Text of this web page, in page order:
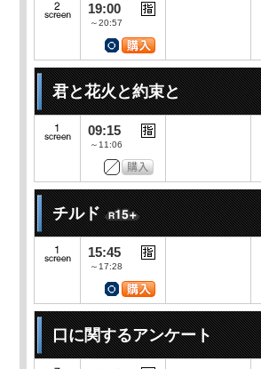
19:00
～20:57
君と花火と約束と
09:15
～11:06
チルド
15:45
～17:28
口に関するアンケート